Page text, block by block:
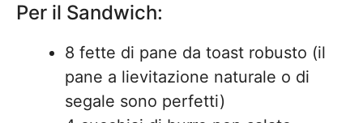
Per il Sandwich:
8 fette di pane da toast robusto (il
pane a lievitazione naturale o di
segale sono perfetti)